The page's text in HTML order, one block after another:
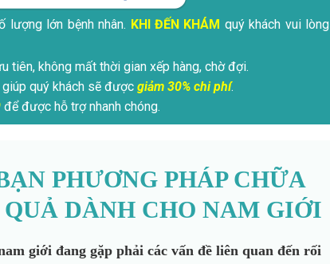
lượng lớn bệnh nhân. KHI ĐẾN KHÁM quý khách vui lòng
tiên, không mất thời gian xếp hàng, chờ đợi.
quý khách sẽ được giảm 30% chi phí.
để được hỗ trợ nhanh chóng.
PHƯƠNG PHÁP CHỮA
DÀNH CHO NAM GIỚI
giới đang gặp phải các vấn đề liên quan đến rối